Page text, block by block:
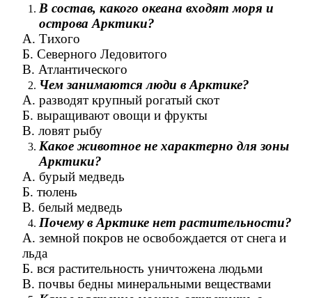
В состав, какого океана входят моря и
острова Арктики?
А. Тихого
Б. Северного Ледовитого
В. Атлантического
Чем занимаются люди в Арктике?
А. разводят крупный рогатый скот
Б. выращивают овощи и фрукты
В. ловят рыбу
Какое животное не характерно для зоны
Арктики?
А. бурый медведь
Б. тюлень
В. белый медведь
Почему в Арктике нет растительности?
А. земной покров не освобождается от снега и
льда
Б. вся растительность уничтожена людьми
В. почвы бедны минеральными веществами